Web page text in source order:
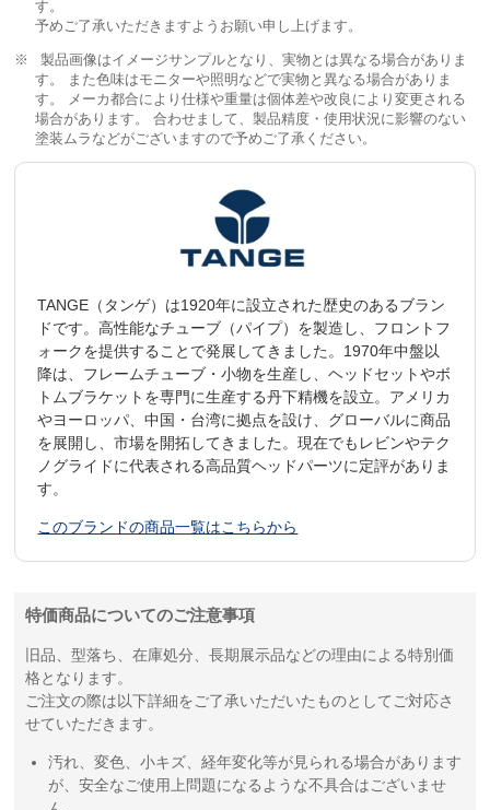
す。
予めご了承いただきますようお願い申し上げます。
製品画像はイメージサンプルとなり、実物とは異なる場合がありま
す。 また色味はモニターや照明などで実物と異なる場合がありま
す。 メーカ都合により仕様や重量は個体差や改良により変更される
場合があります。 合わせまして、製品精度・使用状況に影響のない
塗装ムラなどがございますので予めご了承ください。
TANGE（タンゲ）は1920年に設立された歴史のあるブラン
ドです。高性能なチューブ（パイプ）を製造し、フロントフ
ォークを提供することで発展してきました。1970年中盤以
降は、フレームチューブ・小物を生産し、ヘッドセットやボ
トムブラケットを専門に生産する丹下精機を設立。アメリカ
やヨーロッパ、中国・台湾に拠点を設け、グローバルに商品
を展開し、市場を開拓してきました。現在でもレビンやテク
ノグライドに代表される高品質ヘッドパーツに定評がありま
す。
このブランドの商品一覧はこちらから
特価商品についてのご注意事項
旧品、型落ち、在庫処分、長期展示品などの理由による特別価
格となります。
ご注文の際は以下詳細をご了承いただいたものとしてご対応さ
せていただきます。
汚れ、変色、小キズ、経年変化等が見られる場合があります
が、安全なご使用上問題になるような不具合はございませ